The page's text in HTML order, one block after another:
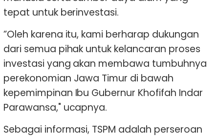
tepat untuk berinvestasi.
”Oleh karena itu, kami berharap dukungan
dari semua pihak untuk kelancaran proses
investasi yang akan membawa tumbuhnya
perekonomian Jawa Timur di bawah
kepemimpinan Ibu Gubernur Khofifah Indar
Parawansa," ucapnya.
Sebagai informasi, TSPM adalah perseroan